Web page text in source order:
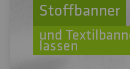
Stoffbanner
und
lassen